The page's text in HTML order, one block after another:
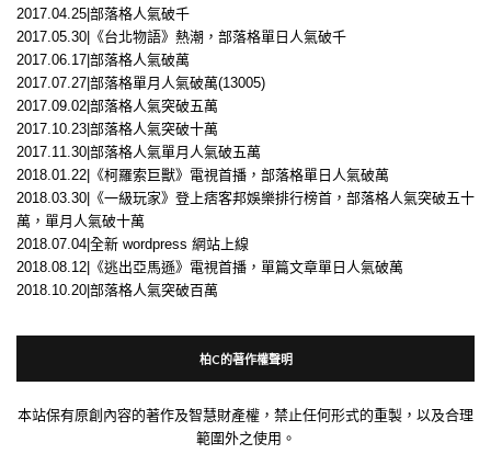
2017.04.25|部落格人氣破千
2017.05.30|《台北物語》熱潮，部落格單日人氣破千
2017.06.17|部落格人氣破萬
2017.07.27|部落格單月人氣破萬(13005)
2017.09.02|部落格人氣突破五萬
2017.10.23|部落格人氣突破十萬
2017.11.30|部落格人氣單月人氣破五萬
2018.01.22|《柯羅索巨獸》電視首播，部落格單日人氣破萬
2018.03.30|《一級玩家》登上痞客邦娛樂排行榜首，部落格人氣突破五十
萬，單月人氣破十萬
2018.07.04|全新 wordpress 網站上線
2018.08.12|《逃出亞馬遜》電視首播，單篇文章單日人氣破萬
2018.10.20|部落格人氣突破百萬
柏C的著作權聲明
本站保有原創內容的著作及智慧財產權，禁止任何形式的重製，以及合理
範圍外之使用。